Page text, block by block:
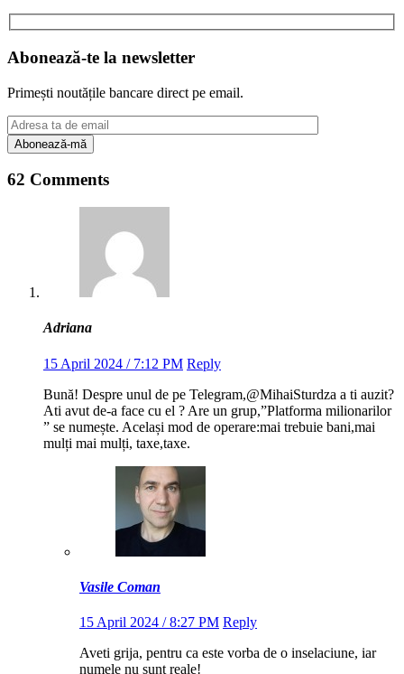
Share
Abonează-te la newsletter
Primești noutățile bancare direct pe email.
62 Comments
Adriana
15 April 2024 / 7:12 PM Reply
Bună! Despre unul de pe Telegram,@MihaiSturdza a ti auzit?
Ati avut de-a face cu el ? Are un grup,”Platforma milionarilor
” se numește. Același mod de operare:mai trebuie bani,mai
mulți mai mulți, taxe,taxe.
Vasile Coman
15 April 2024 / 8:27 PM Reply
Aveti grija, pentru ca este vorba de o inselaciune, iar
numele nu sunt reale!